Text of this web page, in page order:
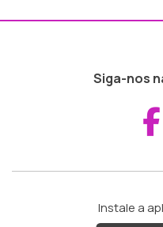
Siga-nos
Instale a